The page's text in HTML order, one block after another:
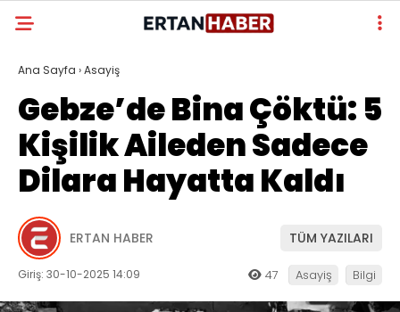
Ana Sayfa ›Asayiş
Gebze’de Bina Çöktü: 5
Kişilik Aileden Sadece
Dilara Hayatta Kaldı
ERTAN HABER TÜM YAZILARI
Giriş: 30-10-2025 14:09 47 Asayiş Bilgi